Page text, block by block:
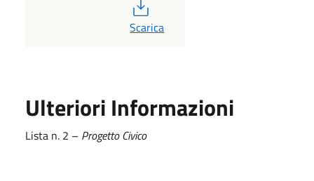
PDF
Scarica
Ulteriori Informazioni
Lista n. 2 – Progetto Civico